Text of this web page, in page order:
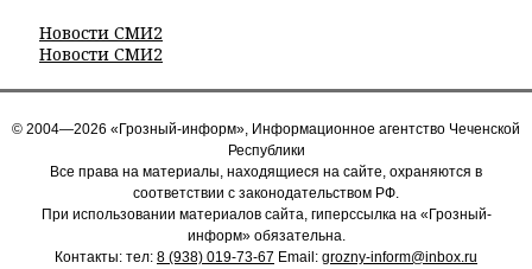
Новости СМИ2
Новости СМИ2
© 2004—2026 «Грозный-информ», Информационное агентство Чеченской
Республики
Все права на материалы, находящиеся на сайте, охраняются в
соответствии с законодательством РФ.
При использовании материалов сайта, гиперссылка на «Грозный-
информ» обязательна.
Контакты: тел: 8 (938) 019-73-67 Email: grozny-inform@inbox.ru